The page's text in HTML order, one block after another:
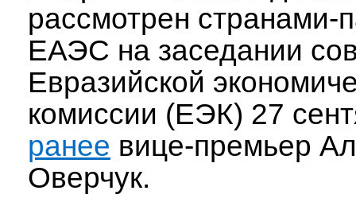
рассмотрен странами-
ЕАЭС на заседании
Евразийской
комиссии (ЕЭК) 27
ранее вице-премьер
Оверчук.